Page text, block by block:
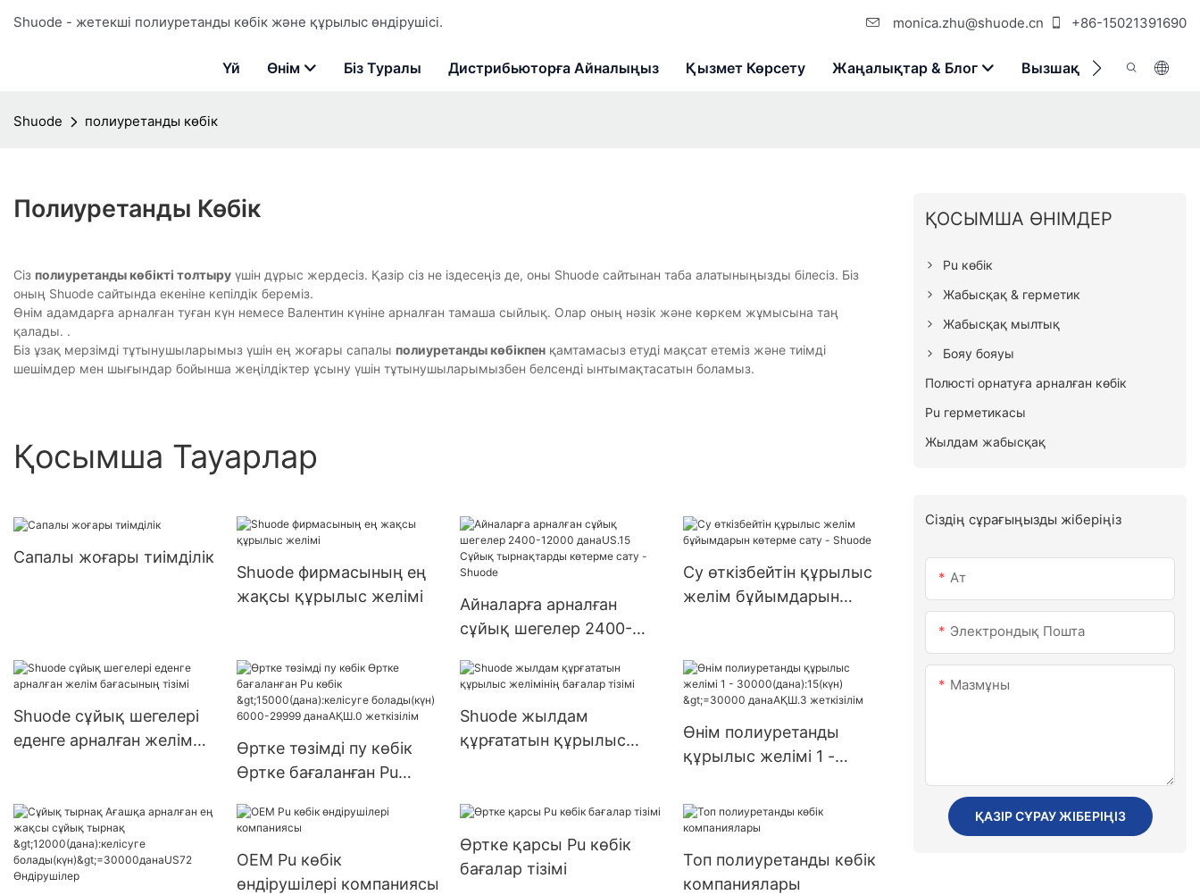
Shuode - жетекші полиуретанды көбік және құрылыс өндірушісі. monica.zhu@shuode.cn +86-15021391690
Үй Өнім Біз Туралы Дистрибьюторға Айналыңыз Қызмет Көрсету Жаңалықтар & Блог Вызшақ Бізбен
Shuode полиуретанды көбік
Полиуретанды Көбік
Сіз полиуретанды көбікті толтыру үшін дұрыс жердесіз. Қазір сіз не іздесеңіз де, оны Shuode сайтынан таба алатыныңызды білесіз. Біз
оның Shuode сайтында екеніне кепілдік береміз.
Өнім адамдарға арналған туған күн немесе Валентин күніне арналған тамаша сыйлық. Олар оның нәзік және көркем жұмысына таң
қалады. .
Біз ұзақ мерзімді тұтынушыларымыз үшін ең жоғары сапалы полиуретанды көбікпен қамтамасыз етуді мақсат етеміз және тиімді
шешімдер мен шығындар бойынша жеңілдіктер ұсыну үшін тұтынушыларымызбен белсенді ынтымақтасатын боламыз.
Қосымша Тауарлар
Сапалы жоғары тиімділік
Shuode фирмасының ең
жақсы құрылыс желімі
Айналарға арналған
сұйық шегелер 2400-
тырнақтарды көтерме
Су өткізбейтін құрылыс
желім бұйымдарын
Shuode сұйық шегелері
еденге арналған желім
Өртке төзімді пу көбік
Өртке бағаланған Pu
>15000(дана):келісуге
данаАҚШ.0 жеткізілім
Shuode жылдам
құрғататын құрылыс
Өнім полиуретанды
құрылыс желімі 1 -
>=30000 данаАҚШ.3
жеткізілім
OEM Pu көбік
өндірушілері компаниясы
Өртке қарсы Pu көбік
бағалар тізімі
Топ полиуретанды көбік
компаниялары
ҚОСЫМША ӨНІМДЕР
Pu көбік
Жабысқақ & герметик
Жабысқақ мылтық
Бояу бояуы
Полюсті орнатуға арналған көбік
Pu герметикасы
Жылдам жабысқақ
Сіздің сұрағыңызды жіберіңіз
Ат
Электрондық Пошта
Мазмұны
ҚАЗІР СҰРАУ ЖІБЕРІҢІЗ